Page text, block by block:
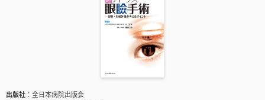
出版社
全日本病院出版会